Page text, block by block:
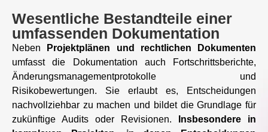
Wesentliche Bestandteile einer
umfassenden Dokumentation
Neben
Projektplänen und rechtlichen Dokumenten
umfasst die Dokumentation auch Fortschrittsberichte,
Änderungsmanagementprotokolle und
Risikobewertungen. Sie erlaubt es, Entscheidungen
nachvollziehbar zu machen und bildet die Grundlage für
zukünftige Audits oder Revisionen.
Insbesondere in